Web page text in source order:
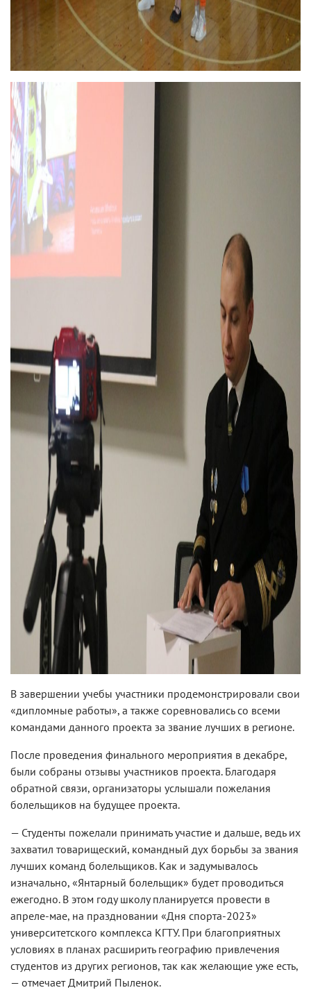
В завершении учебы участники продемонстрировали свои
«дипломные работы», а также соревновались со всеми
командами данного проекта за звание лучших в регионе.
После проведения финального мероприятия в декабре,
были собраны отзывы участников проекта. Благодаря
обратной связи, организаторы услышали пожелания
болельщиков на будущее проекта.
— Студенты пожелали принимать участие и дальше, ведь их
захватил товарищеский, командный дух борьбы за звания
лучших команд болельщиков. Как и задумывалось
изначально, «Янтарный болельщик» будет проводиться
ежегодно. В этом году школу планируется провести в
апреле-мае, на праздновании «Дня спорта-2023»
университетского комплекса КГТУ. При благоприятных
условиях в планах расширить географию привлечения
студентов из других регионов, так как желающие уже есть,
— отмечает Дмитрий Пыленок.